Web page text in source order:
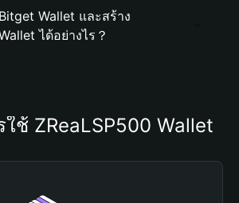
Wallet และสร้าง
ได้อย่างไร？
ใช้ ZReaLSP500 Wallet